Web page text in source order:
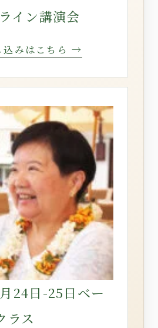
イン講演会
込みはこちら →
24日-25日ベー
ラス